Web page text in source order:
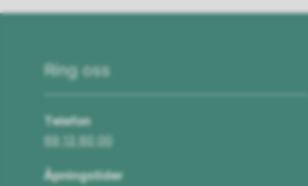
Ring oss
Telefon
69 13 60 00
Åpningstider